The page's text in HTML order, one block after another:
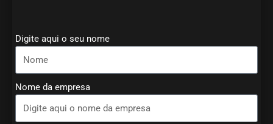
Digite aqui o seu nome
Nome da empresa